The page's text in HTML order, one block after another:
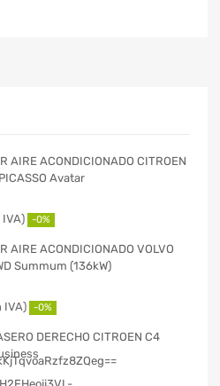
AIRE ACONDICIONADO CITROEN
Avatar
-0%
AIRE ACONDICIONADO VOLVO
Summum (136kW)
-0%
DERECHO CITROEN C4